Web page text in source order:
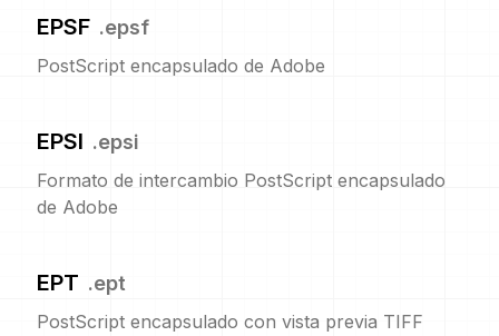
EPSF .epsf
PostScript encapsulado de Adobe
EPSI .epsi
Formato de intercambio PostScript encapsulado
de Adobe
EPT .ept
PostScript encapsulado con vista previa TIFF